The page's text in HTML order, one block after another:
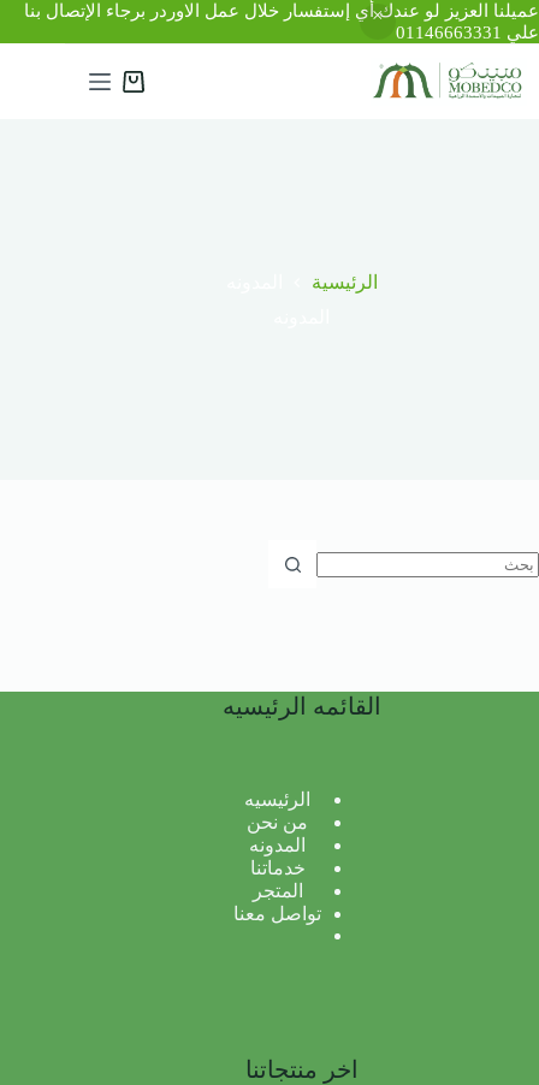
عميلنا العزيز لو عندك أي إستفسار خلال عمل الاوردر برجاء الإتصال بنا
علي 01146663331
إلى
المحتوى
عربة
الرئيسية
القائمه الرئيسيه
الرئيسيه
من نحن
المدونه
خدماتنا
المتجر
تواصل معنا
اخر منتجاتنا